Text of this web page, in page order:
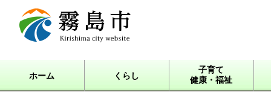
霧島市 Kirishima city
website
ホーム くらし
子育て
健康・福祉